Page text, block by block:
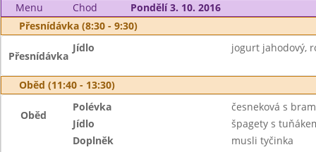
Menu Chod
Pondělí 3. 10. 2016
Přesnídávka (8:30 - 9:30)
Přesnídávka
Jídlo jogurt jahodový,
Oběd (11:40 - 13:30)
Oběd
Polévka
česneková s
Jídlo
špagety s
Doplněk
musli tyčinka